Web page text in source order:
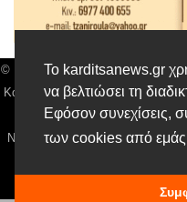
Το karditsanews.gr
να βελτιώσει τη
Εφόσον συνεχίσεις,
των cookies από
© Karditsa News | Διακριτικός
Καρδίτσας, Αρ. Γεμή:
Τηλ: 24410 42500,
Νόμιμος Εκπρόσωπος, Ιδιοκτήτης
Διευθύντρια: Γιαννουσά